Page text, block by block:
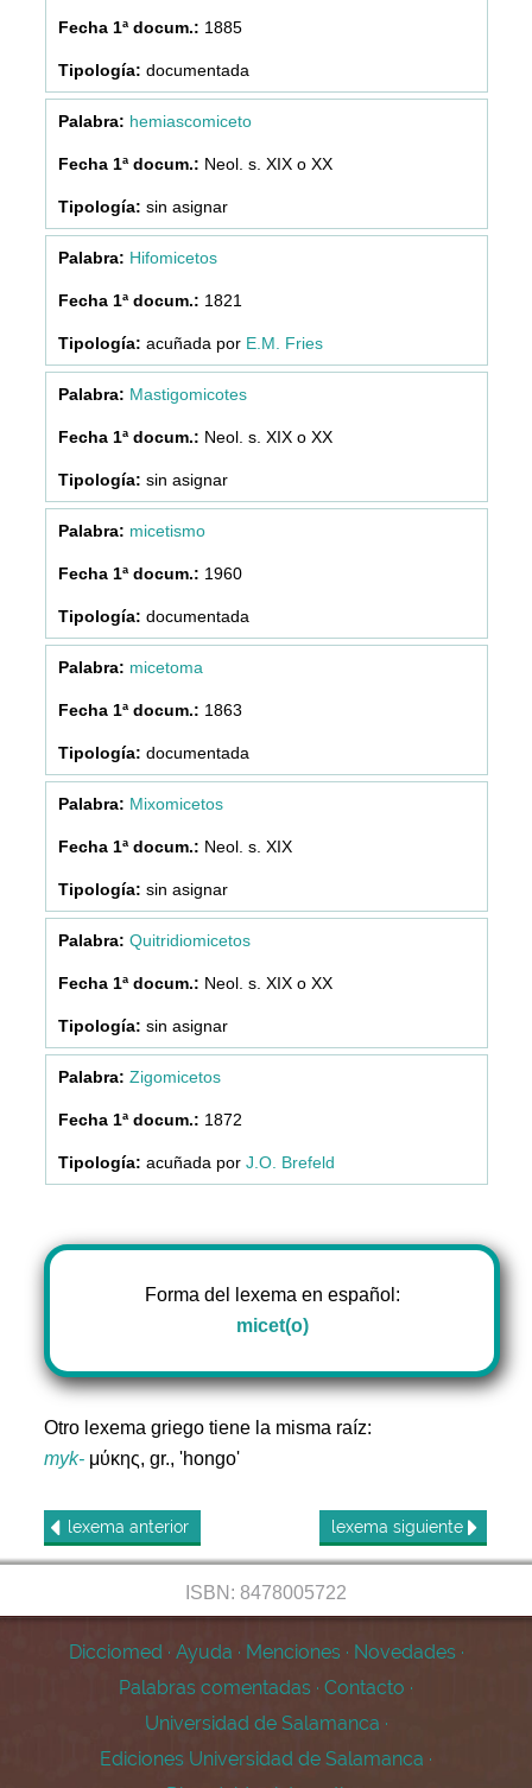
1885
documentada
hemiascomiceto
Neol. s. XIX o XX
sin asignar
Hifomicetos
1821
acuñada por E.M. Fries
Mastigomicotes
Neol. s. XIX o XX
sin asignar
micetismo
1960
documentada
micetoma
1863
documentada
Mixomicetos
Neol. s. XIX
sin asignar
Quitridiomicetos
Neol. s. XIX o XX
sin asignar
Zigomicetos
1872
acuñada por J.O. Brefeld
Forma del lexema en español:
micet(o)
Otro lexema griego tiene la misma raíz:
myk- μύκης, gr., 'hongo'
lexema anterior lexema siguiente
ISBN: 8478005722
Dicciomed · Ayuda · Menciones · Novedades ·
Palabras comentadas · Contacto ·
Universidad de Salamanca ·
Ediciones Universidad de Salamanca ·